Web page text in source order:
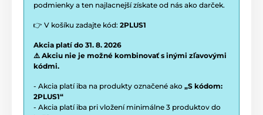
podmienky a ten najlacnejší získate od nás ako darček.
👉 V košíku zadajte kód: 2PLUS1
Akcia platí do 31. 8. 2026
⚠️ Akciu nie je možné kombinovať s inými zľavovými
kódmi.
- Akcia platí iba na produkty označené ako „S kódom:
2PLUS1“
- Akcia platí iba pri vložení minimálne 3 produktov do